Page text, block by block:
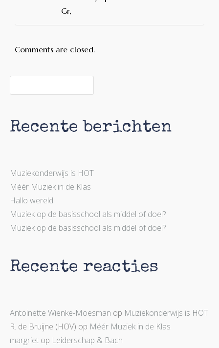
Gr,
Comments are closed.
Recente berichten
Muziekonderwijs is HOT
Méér Muziek in de Klas
Hallo wereld!
Muziek op de basisschool als middel of doel?
Muziek op de basisschool als middel of doel?
Recente reacties
Antoinette Wienke-Moesman op Muziekonderwijs is HOT
R. de Bruijne (HOV) op Méér Muziek in de Klas
margriet op Leiderschap & Bach